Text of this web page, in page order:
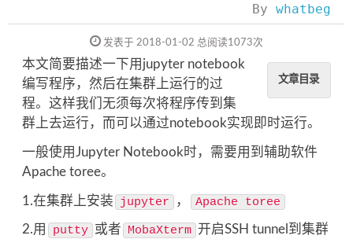
关于(About)
By whatbeg
发表于 2018-01-02 总阅读1073次
文章目录
本文简要描述一下用jupyter notebook
编写程序，然后在集群上运行的过
程。这样我们无须每次将程序传到集
群上去运行，而可以通过notebook实现即时运行。
一般使用Jupyter Notebook时，需要用到辅助软件
Apache toree。
1.在集群上安装 jupyter ， Apache toree
2.用 putty 或者 MobaXterm 开启SSH tunnel到集群